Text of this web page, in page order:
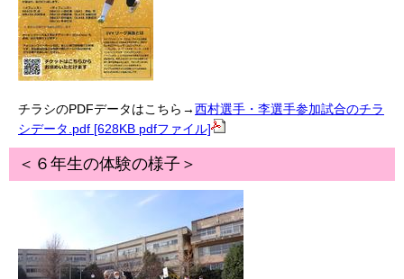
チラシのPDFデータはこちら→西村選手・李選手参加試合のチラ
シデータ.pdf [628KB pdfファイル]
＜６年生の体験の様子＞